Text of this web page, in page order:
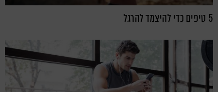
5 טיפים כדי להיצמד להרגל